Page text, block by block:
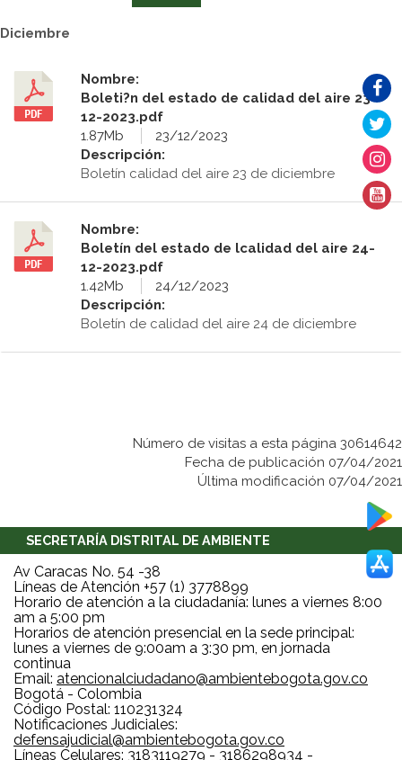
Diciembre
Nombre:
Boleti?n del estado de calidad del aire 23-
12-2023.pdf
1.87Mb
23/12/2023
Descripción:
Boletín calidad del aire 23 de diciembre
Nombre:
Boletín del estado de lcalidad del aire 24-
12-2023.pdf
1.42Mb
24/12/2023
Descripción:
Boletín de calidad del aire 24 de diciembre
Número de visitas a esta página 30614642
Fecha de publicación 07/04/2021
Última modificación 07/04/2021
SECRETARÍA DISTRITAL DE AMBIENTE
Av Caracas No. 54 -38
Líneas de Atención +57 (1) 3778899
Horario de atención a la ciudadanía: lunes a viernes 8:00
am a 5:00 pm
Horarios de atención presencial en la sede principal:
lunes a viernes de 9:00am a 3:30 pm, en jornada
continua
Email: atencionalciudadano@ambientebogota.gov.co
Bogotá - Colombia
Código Postal: 110231324
Notificaciones Judiciales:
defensajudicial@ambientebogota.gov.co
Líneas Celulares: 3183119279 - 3186298934 -